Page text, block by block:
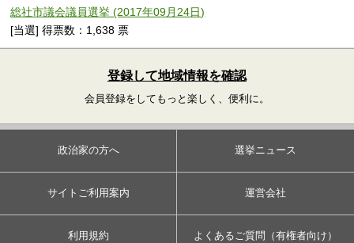
総社市議会議員選挙 (2017年09月24日)
[当選] 得票数：1,638 票
登録して地域情報を確認
会員登録をしてもっと楽しく、便利に。
政治家の方へ 選挙ニュース
サイトご利用案内 運営会社
利用規約 よくあるご質問（有権者向け）